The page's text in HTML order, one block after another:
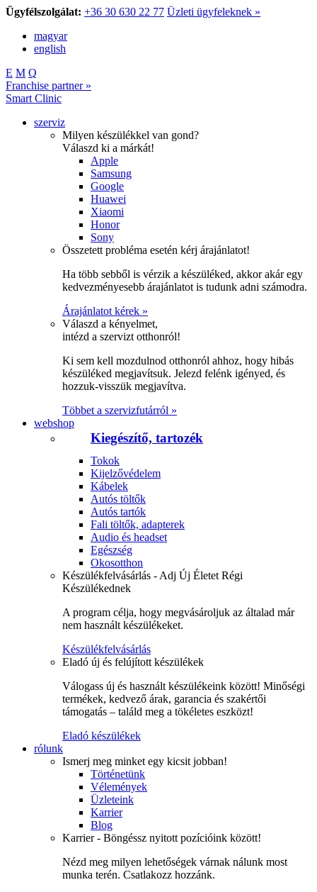
Ügyfélszolgálat: +36 30 630 22 77 Üzleti ügyfeleknek »
magyar
english
E M Q
Franchise partner »
Smart Clinic
szerviz
Milyen készülékkel van gond?
Válaszd ki a márkát!
Apple
Samsung
Google
Huawei
Xiaomi
Honor
Sony
Összetett probléma esetén kérj árajánlatot!
Ha több sebből is vérzik a készüléked, akkor akár egy
kedvezményesebb árajánlatot is tudunk adni számodra.
Árajánlatot kérek »
Válaszd a kényelmet,
intézd a szervizt otthonról!
Ki sem kell mozdulnod otthonról ahhoz, hogy hibás
készüléked megjavítsuk. Jelezd felénk igényed, és
hozzuk-visszük megjavítva.
Többet a szervizfutárról »
webshop
Kiegészítő, tartozék
Tokok
Kijelzővédelem
Kábelek
Autós töltők
Autós tartók
Fali töltők, adapterek
Audio és headset
Egészség
Okosotthon
Készülékfelvásárlás - Adj Új Életet Régi
Készülékednek
A program célja, hogy megvásároljuk az általad már
nem használt készülékeket.
Készülékfelvásárlás
Eladó új és felújított készülékek
Válogass új és használt készülékeink között! Minőségi
termékek, kedvező árak, garancia és szakértői
támogatás – találd meg a tökéletes eszközt!
Eladó készülékek
rólunk
Ismerj meg minket egy kicsit jobban!
Történetünk
Vélemények
Üzleteink
Karrier
Blog
Karrier - Böngéssz nyitott pozícióink között!
Nézd meg milyen lehetőségek várnak nálunk most
munka terén. Csatlakozz hozzánk.